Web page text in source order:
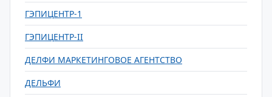
ГЭПИЦЕНТР-1
ГЭПИЦЕНТР-II
ДЕЛФИ МАРКЕТИНГОВОЕ АГЕНТСТВО
ДЕЛЬФИ